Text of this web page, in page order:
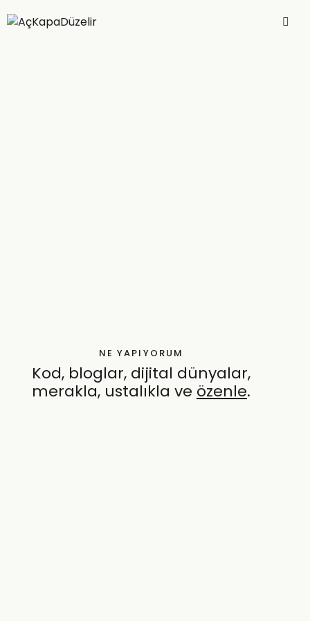
NE YAPIYORUM
Kod, bloglar, dijital dünyalar,
merakla, ustalıkla ve özenle.